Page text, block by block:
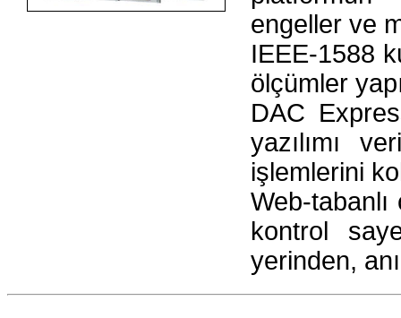
engeller ve
IEEE-1588
ölçümler
DAC
yazılımı
işlemlerini
Web-
kontrol
yerinden,